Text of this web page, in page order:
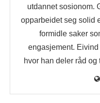
utdannet sosionom.
opparbeidet seg solid
formidle saker
engasjement.
hvor han deler råd